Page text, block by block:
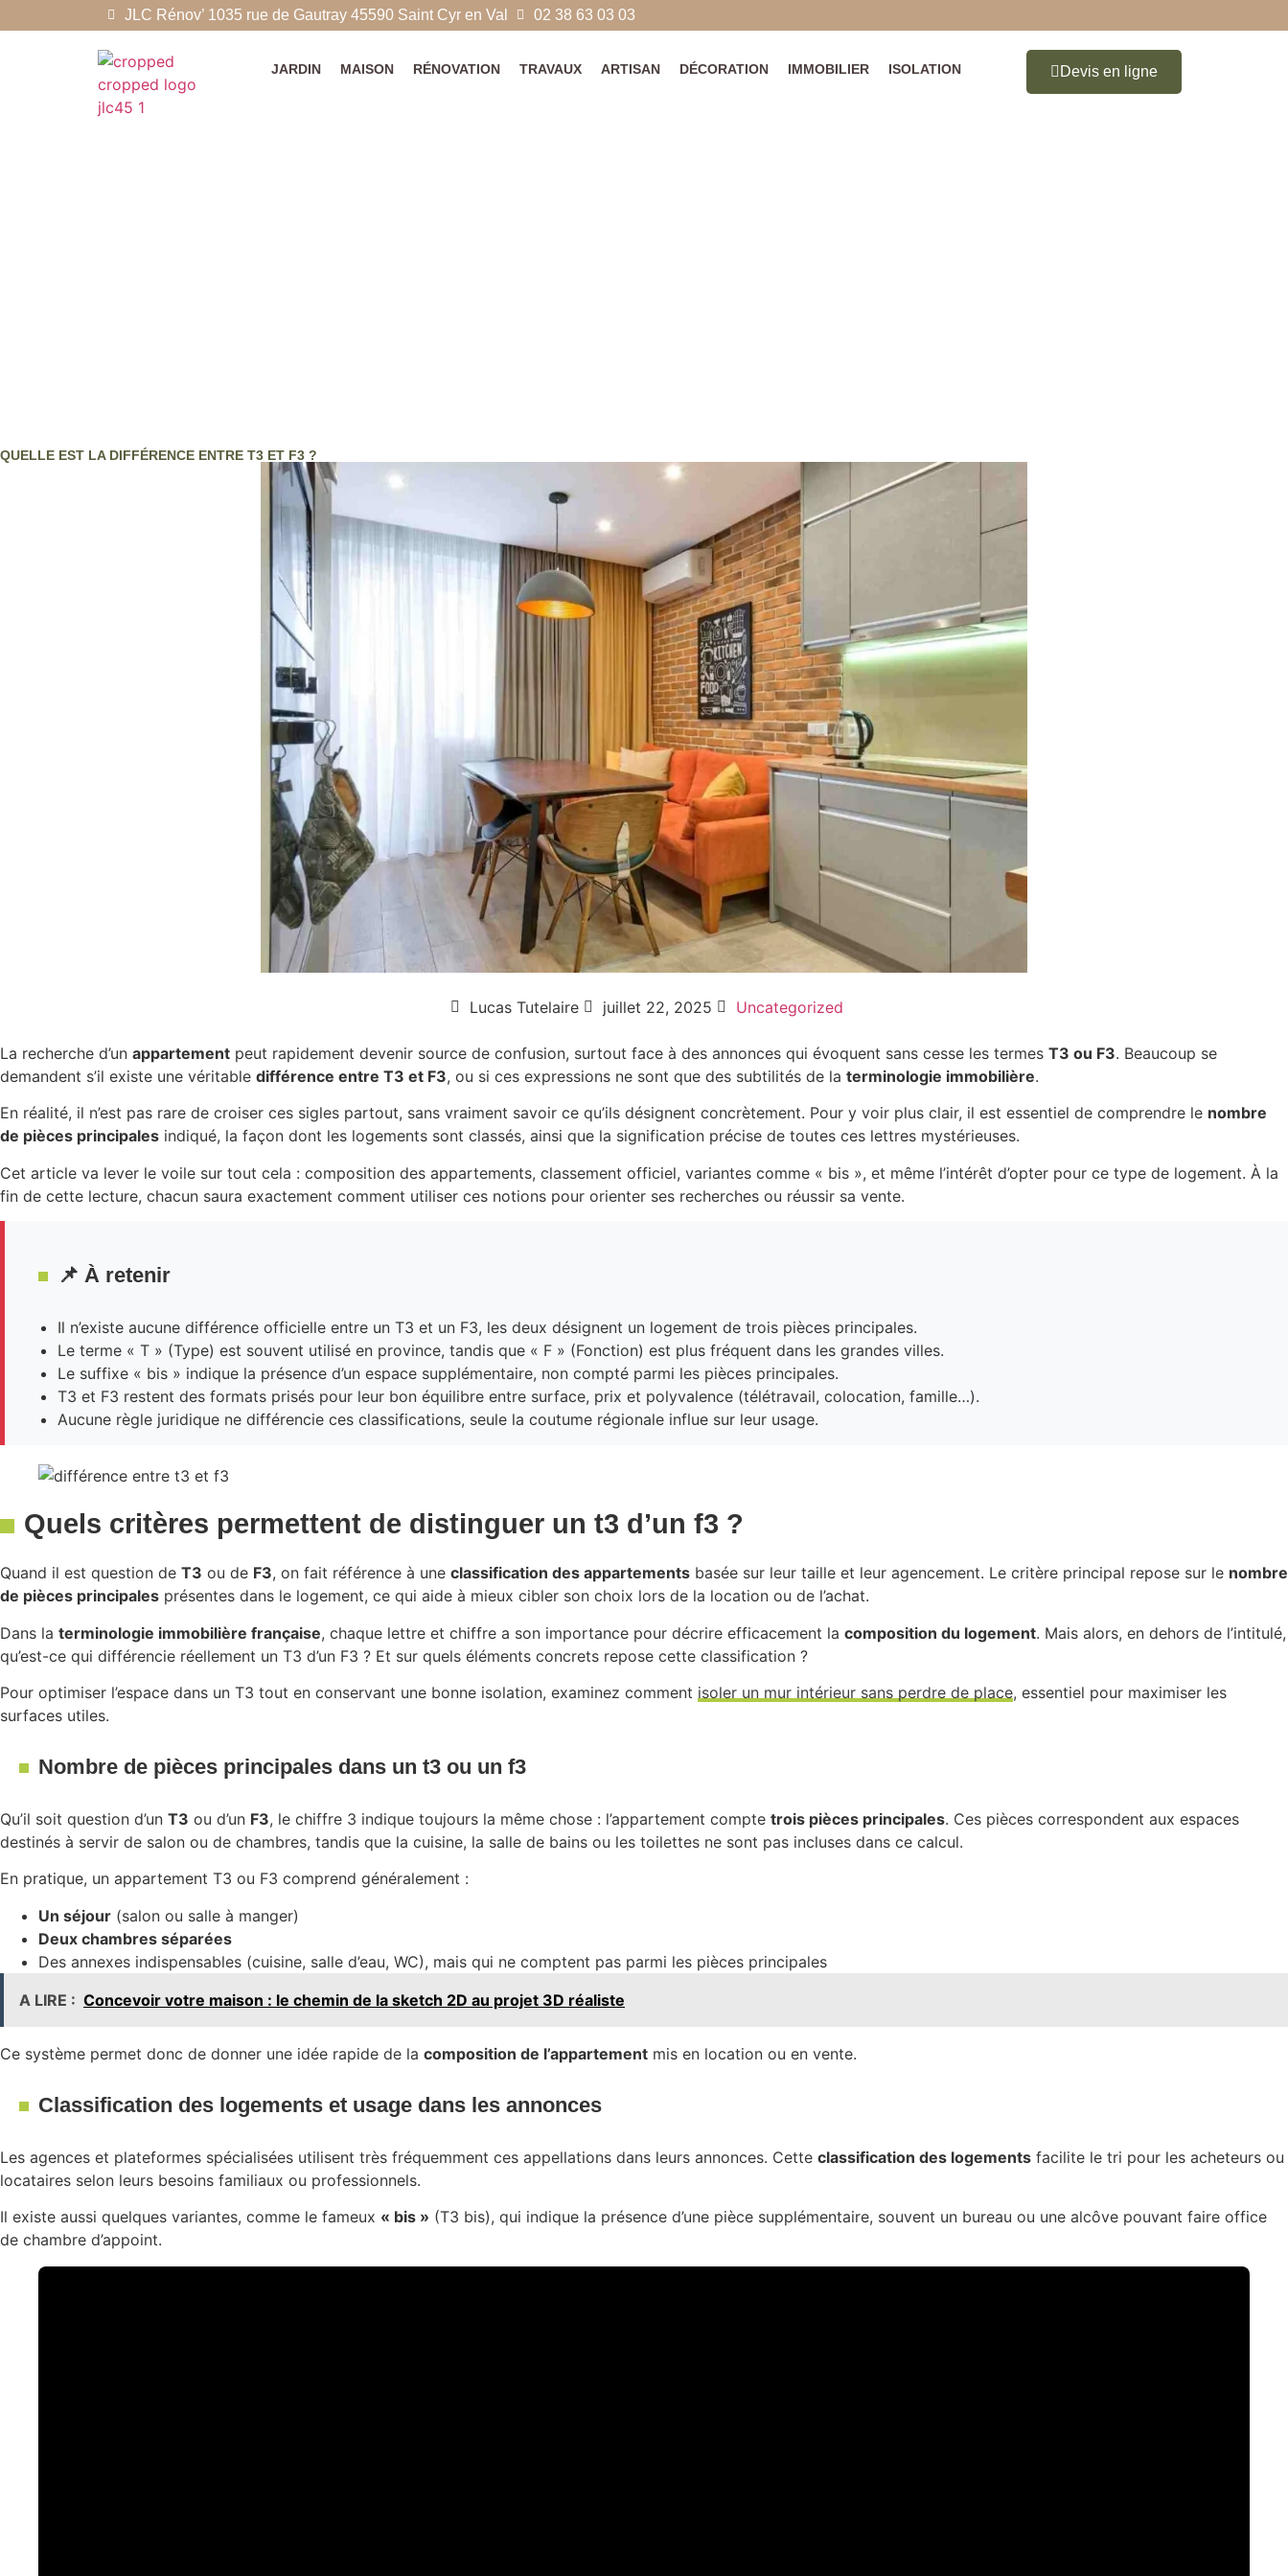
JLC Rénov’ 1035 rue de Gautray 45590 Saint Cyr en Val 02 38 63 03 03
JARDIN MAISON RÉNOVATION TRAVAUX ARTISAN DÉCORATION IMMOBILIER ISOLATION Devis en ligne
QUELLE EST LA DIFFÉRENCE ENTRE T3 ET F3 ?
Lucas Tutelaire juillet 22, 2025 Uncategorized
La recherche d’un appartement peut rapidement devenir source de confusion, surtout face à des annonces qui évoquent sans cesse les termes T3 ou F3. Beaucoup se
demandent s’il existe une véritable différence entre T3 et F3, ou si ces expressions ne sont que des subtilités de la terminologie immobilière.
En réalité, il n’est pas rare de croiser ces sigles partout, sans vraiment savoir ce qu’ils désignent concrètement. Pour y voir plus clair, il est essentiel de comprendre le nombre
de pièces principales indiqué, la façon dont les logements sont classés, ainsi que la signification précise de toutes ces lettres mystérieuses.
Cet article va lever le voile sur tout cela : composition des appartements, classement officiel, variantes comme « bis », et même l’intérêt d’opter pour ce type de logement. À la
fin de cette lecture, chacun saura exactement comment utiliser ces notions pour orienter ses recherches ou réussir sa vente.
📌 À retenir
Il n’existe aucune différence officielle entre un T3 et un F3, les deux désignent un logement de trois pièces principales.
Le terme « T » (Type) est souvent utilisé en province, tandis que « F » (Fonction) est plus fréquent dans les grandes villes.
Le suffixe « bis » indique la présence d’un espace supplémentaire, non compté parmi les pièces principales.
T3 et F3 restent des formats prisés pour leur bon équilibre entre surface, prix et polyvalence (télétravail, colocation, famille…).
Aucune règle juridique ne différencie ces classifications, seule la coutume régionale influe sur leur usage.
Quels critères permettent de distinguer un t3 d’un f3 ?
Quand il est question de T3 ou de F3, on fait référence à une classification des appartements basée sur leur taille et leur agencement. Le critère principal repose sur le nombre
de pièces principales présentes dans le logement, ce qui aide à mieux cibler son choix lors de la location ou de l’achat.
Dans la terminologie immobilière française, chaque lettre et chiffre a son importance pour décrire efficacement la composition du logement. Mais alors, en dehors de l’intitulé,
qu’est-ce qui différencie réellement un T3 d’un F3 ? Et sur quels éléments concrets repose cette classification ?
Pour optimiser l’espace dans un T3 tout en conservant une bonne isolation, examinez comment isoler un mur intérieur sans perdre de place, essentiel pour maximiser les
surfaces utiles.
Nombre de pièces principales dans un t3 ou un f3
Qu’il soit question d’un T3 ou d’un F3, le chiffre 3 indique toujours la même chose : l’appartement compte trois pièces principales. Ces pièces correspondent aux espaces
destinés à servir de salon ou de chambres, tandis que la cuisine, la salle de bains ou les toilettes ne sont pas incluses dans ce calcul.
En pratique, un appartement T3 ou F3 comprend généralement :
Un séjour (salon ou salle à manger)
Deux chambres séparées
Des annexes indispensables (cuisine, salle d’eau, WC), mais qui ne comptent pas parmi les pièces principales
A LIRE : Concevoir votre maison : le chemin de la sketch 2D au projet 3D réaliste
Ce système permet donc de donner une idée rapide de la composition de l’appartement mis en location ou en vente.
Classification des logements et usage dans les annonces
Les agences et plateformes spécialisées utilisent très fréquemment ces appellations dans leurs annonces. Cette classification des logements facilite le tri pour les acheteurs ou
locataires selon leurs besoins familiaux ou professionnels.
Il existe aussi quelques variantes, comme le fameux « bis » (T3 bis), qui indique la présence d’une pièce supplémentaire, souvent un bureau ou une alcôve pouvant faire office
de chambre d’appoint.